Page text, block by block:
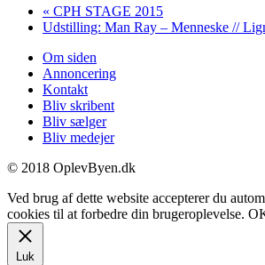
« CPH STAGE 2015
Udstilling: Man Ray – Menneske //
Om siden
Annoncering
Kontakt
Bliv skribent
Bliv sælger
Bliv medejer
© 2018 OplevByen.dk
Ved brug af dette website accepterer du
cookies til at forbedre din brugeroplevelse.
Luk